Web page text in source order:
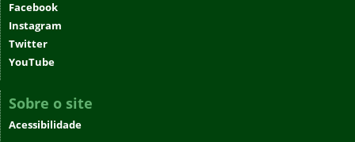
Facebook
Instagram
Twitter
YouTube
Sobre o site
Acessibilidade